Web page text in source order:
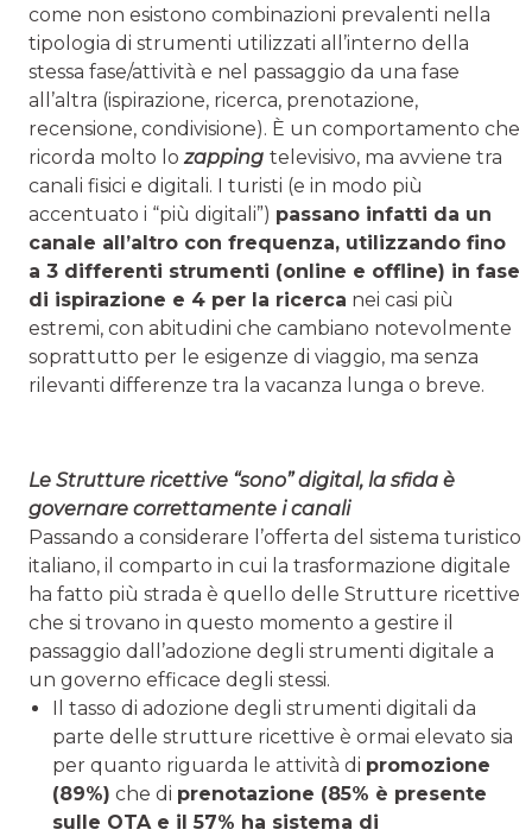
come non esistono combinazioni prevalenti nella
tipologia di strumenti utilizzati all’interno della
stessa fase/attività e nel passaggio da una fase
all’altra (ispirazione, ricerca, prenotazione,
recensione, condivisione). È un comportamento che
ricorda molto lozapping televisivo, ma avviene tra
canali fisici e digitali. I turisti (e in modo più
accentuato i “più digitali”) passano infatti da un
canale all’altro con frequenza, utilizzando fino
a 3 differenti strumenti (online e offline) in fase
di ispirazione e 4 per la ricerca nei casi più
estremi, con abitudini che cambiano notevolmente
soprattutto per le esigenze di viaggio, ma senza
rilevanti differenze tra la vacanza lunga o breve.
Le Strutture ricettive “sono” digital, la sfida è
governare correttamente i canali
Passando a considerare l’offerta del sistema turistico
italiano, il comparto in cui la trasformazione digitale
ha fatto più strada è quello delle Strutture ricettive
che si trovano in questo momento a gestire il
passaggio dall’adozione degli strumenti digitale a
un governo efficace degli stessi.
Il tasso di adozione degli strumenti digitali da
parte delle strutture ricettive è ormai elevato sia
per quanto riguarda le attività di promozione
(89%) che di prenotazione (85% è presente
sulle OTA e il 57% ha sistema di